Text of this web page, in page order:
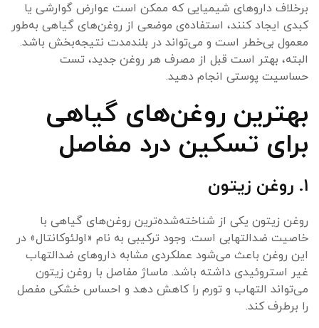
برخلاف داروهای شیمیایی که ممکن است عوارض گوارشی یا
کبدی ایجاد کنند، استفاده‌ی موضعی از روغن‌های گیاهی به‌طور
معمول بی‌خطر است و می‌تواند در بلندمدت نتیجه‌بخش باشد.
البته، بهتر است قبل از مصرف هر روغن جدید، تست
حساسیت پوستی انجام دهید.
بهترین روغن‌های گیاهی
برای تسکین درد مفاصل
۱. روغن زیتون
روغن زیتون یکی از شناخته‌شده‌ترین روغن‌های گیاهی با
خاصیت ضدالتهابی است. وجود ترکیبی به نام «اولئوکانتال» در
این روغن باعث می‌شود عملکردی مشابه داروهای ضدالتهاب
غیر استروئیدی داشته باشد. ماساژ مفاصل با روغن زیتون
می‌تواند التهاب و تورم را کاهش دهد و احساس خشکی مفصل
را برطرف کند.